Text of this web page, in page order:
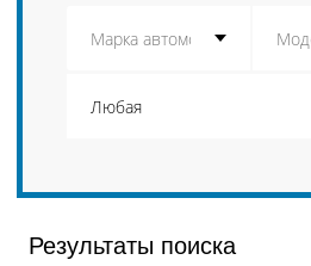
Результаты поиска